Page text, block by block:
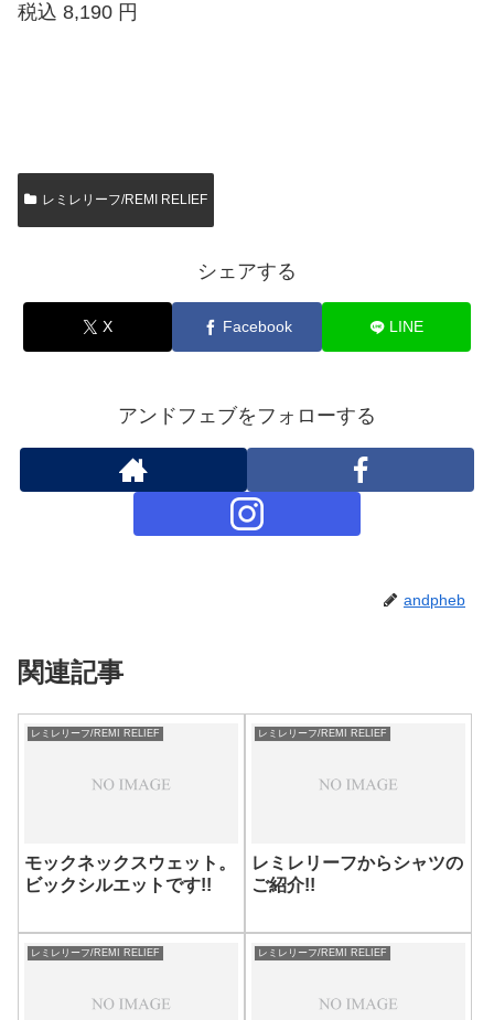
税込 8,190 円
レミレリーフ/REMI RELIEF
シェアする
X Facebook LINE
アンドフェブをフォローする
andpheb
関連記事
レミレリーフ/REMI RELIEF
モックネックスウェット。
ビックシルエットです!!
レミレリーフ/REMI RELIEF
レミレリーフからシャツの
ご紹介!!
レミレリーフ/REMI RELIEF レミレリーフ/REMI RELIEF